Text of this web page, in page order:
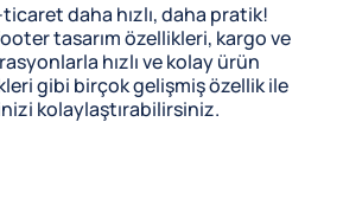
daha hızlı, daha pratik!
tasarım özellikleri, kargo ve
hızlı ve kolay ürün
gibi birçok gelişmiş özellik ile
kolaylaştırabilirsiniz.